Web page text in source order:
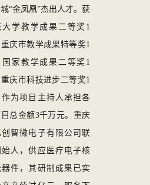
“金凤凰”杰出人才。 获
大学教学成果二等奖 1
庆市教学成果特等奖1
国家教学成果二等奖1
庆市科技进步二等奖1
作为项目主持人承担各
总金额3千万元。 重庆
创智微电子有限公司联
始人，供应医疗电子核
件，其研制成果已实